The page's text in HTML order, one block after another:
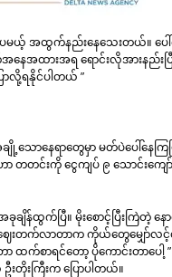
ယ့် အထွက်နည်းနေသေးတယ်။ ပေါ်
ေအထားအရ ရောင်းလိုအားနည်းပြီ
လို့ရနိုင်ပါတယ် ”
သောနေရာတွေမှာ မတ်ပဲပေါ်နေကြ
တတင်းကို ငွေကျပ် ၉ သောင်းကျေ
ချိန်ထွက်ပြီ။ မိုးစောင့်ပြီးကြဲတဲ့ န
ေးတက်လာတာက ကိုယ်တွေမျှော်
က်စာရင်တော့ ပိုကောင်းတာပေါ့
တိုးကြီးက ပြောပါတယ်။